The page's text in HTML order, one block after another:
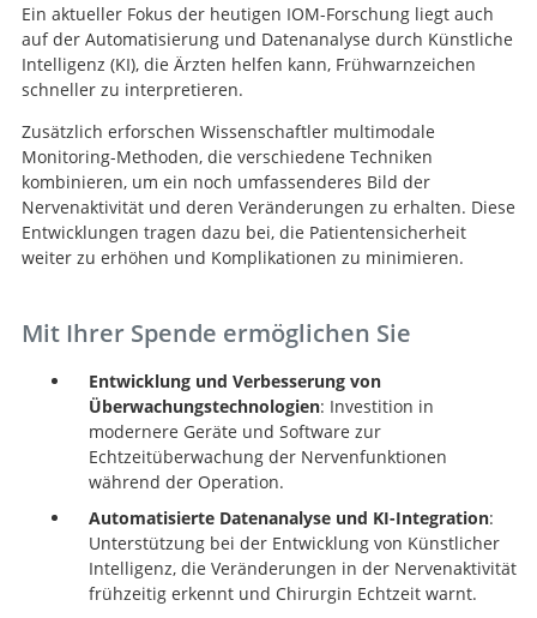
Ein aktueller Fokus der heutigen IOM-Forschung liegt auch
auf der Automatisierung und Datenanalyse durch Künstliche
Intelligenz (KI), die Ärzten helfen kann, Frühwarnzeichen
schneller zu interpretieren.
Zusätzlich erforschen Wissenschaftler multimodale
Monitoring-Methoden, die verschiedene Techniken
kombinieren, um ein noch umfassenderes Bild der
Nervenaktivität und deren Veränderungen zu erhalten. Diese
Entwicklungen tragen dazu bei, die Patientensicherheit
weiter zu erhöhen und Komplikationen zu minimieren.
Mit Ihrer Spende ermöglichen Sie
Entwicklung und Verbesserung von
Überwachungstechnologien: Investition in
modernere Geräte und Software zur
Echtzeitüberwachung der Nervenfunktionen
während der Operation.
Automatisierte Datenanalyse und KI-Integration:
Unterstützung bei der Entwicklung von Künstlicher
Intelligenz, die Veränderungen in der Nervenaktivität
frühzeitig erkennt und Chirurgin Echtzeit warnt.